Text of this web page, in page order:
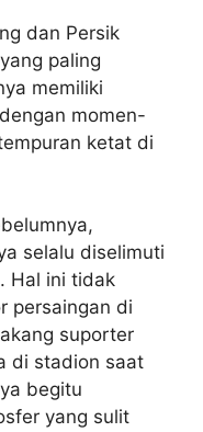
dan Persik
paling
memiliki
momen-
ketat di
selalu diselimuti
Hal ini tidak
persaingan di
suporter
di stadion saat
begitu
yang sulit